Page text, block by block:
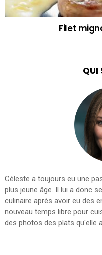
Filet
QUI
Céleste a toujours eu une
plus jeune âge. Il lui a donc
culinaire après avoir eu des
nouveau temps libre pour
des photos des plats qu'elle